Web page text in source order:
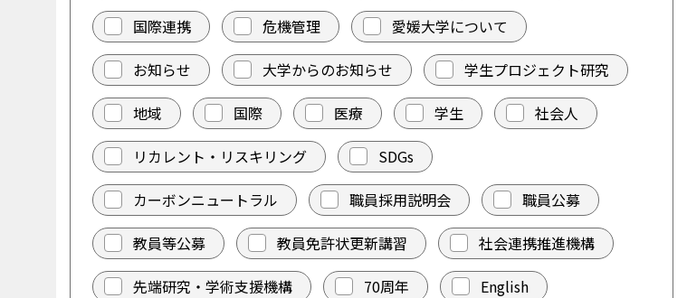
国際連携
危機管理
愛媛大学について
お知らせ
大学からのお知らせ
学生プロジェクト研究
地域
国際 医療 学生
社会人
リカレント・リスキリング
SDGs
カーボンニュートラル
職員採用説明会
職員公募
教員等公募
教員免許状更新講習
社会連携推進機構
先端研究・学術支援機構
70周年
English